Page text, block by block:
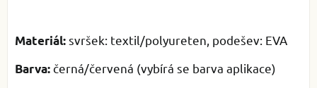
Materiál:svršek: textil/polyureten, podešev: EVA
Barva:černá/červená (vybírá se barva aplikace)